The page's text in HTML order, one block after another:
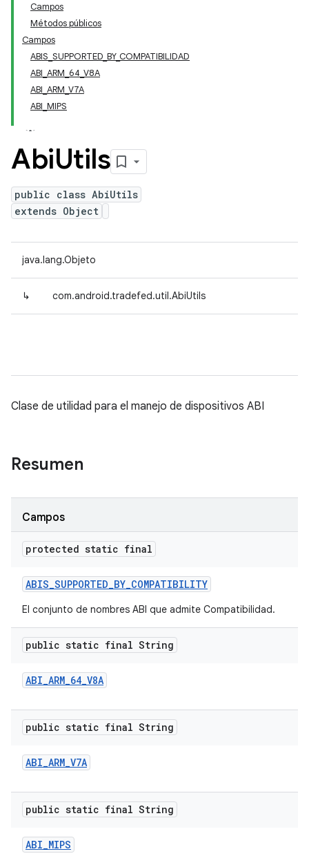
Campos
Métodos públicos
Campos
ABIS_SUPPORTED_BY_COMPATIBILIDAD
ABI_ARM_64_V8A
ABI_ARM_V7A
ABI_MIPS
AbiUtils
public class AbiUtils
extends Object
java.lang.Objeto
↳ com.android.tradefed.util.AbiUtils
Clase de utilidad para el manejo de dispositivos ABI
Resumen
Campos
protected static final
ABIS_SUPPORTED_BY_COMPATIBILITY
El conjunto de nombres ABI que admite Compatibilidad.
public static final String
ABI_ARM_64_V8A
public static final String
ABI_ARM_V7A
public static final String
ABI_MIPS